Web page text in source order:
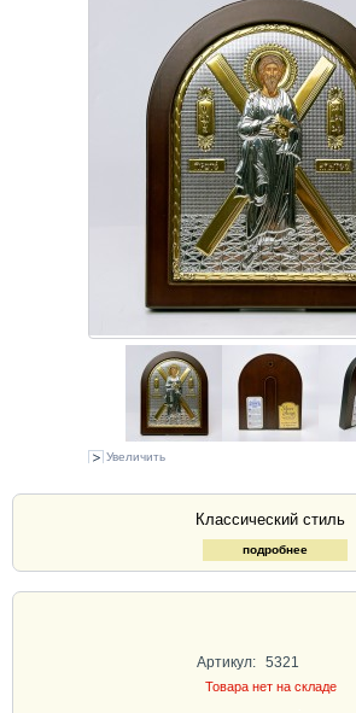
Увеличить
Классический стиль
подробнее
Артикул: 5321
Товара нет на складе